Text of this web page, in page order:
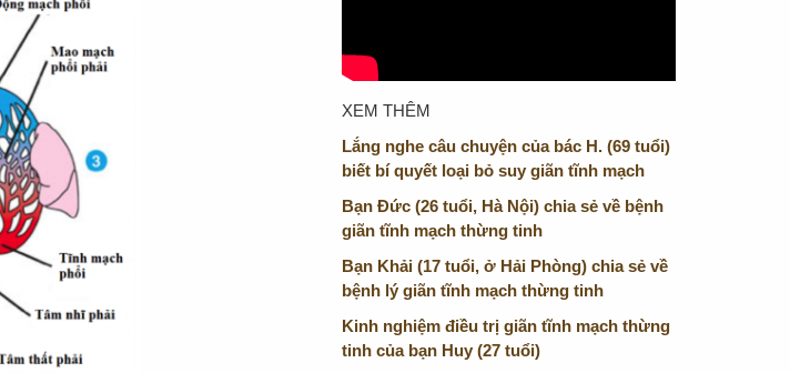
XEM THÊM
Lắng nghe câu chuyện của bác H. (69 tuổi)
biết bí quyết loại bỏ suy giãn tĩnh mạch
Bạn Đức (26 tuổi, Hà Nội) chia sẻ về bệnh
giãn tĩnh mạch thừng tinh
Bạn Khải (17 tuổi, ở Hải Phòng) chia sẻ về
bệnh lý giãn tĩnh mạch thừng tinh
Kinh nghiệm điều trị giãn tĩnh mạch thừng
tinh của bạn Huy (27 tuổi)